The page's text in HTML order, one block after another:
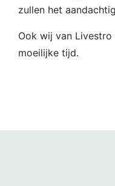
zullen het
Ook wij van
moeilijke tijd.